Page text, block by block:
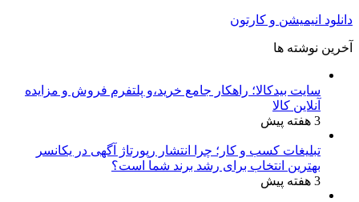
دانلود انیمیشن و کارتون
آخرین نوشته ها
سایت بیدکالا؛ راهکار جامع خرید،و پلتفرم فروش و مزایده
آنلاین کالا
3 هفته پیش
تبلیغات کسب و کار؛ چرا انتشار رپورتاژ آگهی در یکانسر
بهترین انتخاب برای رشد برند شما است؟
3 هفته پیش